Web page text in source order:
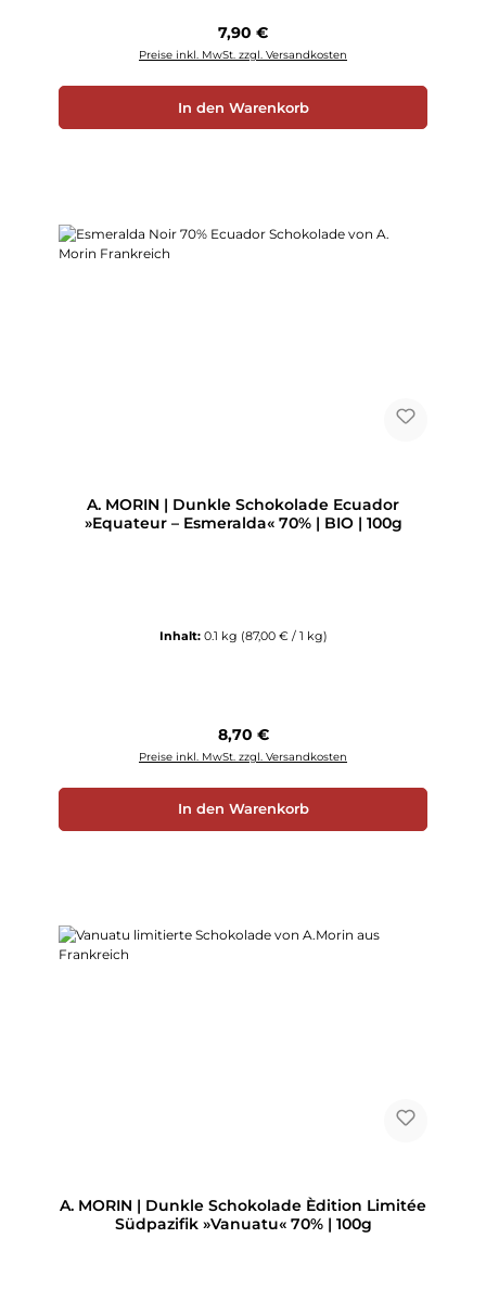
Regulärer Preis:
7,90 €
Preise inkl. MwSt. zzgl. Versandkosten
In den Warenkorb
A. MORIN | Dunkle Schokolade Ecuador
»Equateur – Esmeralda« 70% | BIO | 100g
Inhalt: 0.1 kg (87,00 € / 1 kg)
Regulärer Preis:
8,70 €
Preise inkl. MwSt. zzgl. Versandkosten
In den Warenkorb
A. MORIN | Dunkle Schokolade Èdition Limitée
Südpazifik »Vanuatu« 70% | 100g